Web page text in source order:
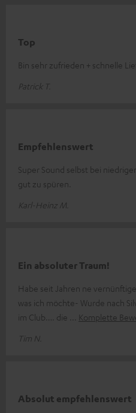
Top
Bin sehr zufrieden + schnelle
Patrick T.
Empfehlenswert
Super Sound selbst bei
gut zu spüren.
Karl-Heinz M.
Ein absoluter Traum!
Habe seit Jahren ne
was ich möchte- Wurde nach
im Club…. die
Komplette
Tim N.
Absolut empfehlenswert